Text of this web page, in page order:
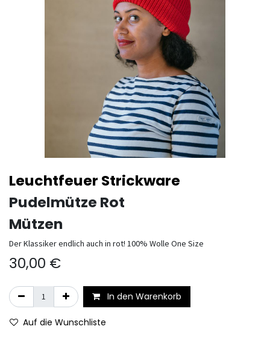
Leuchtfeuer Strickware
Pudelmütze Rot
Mützen
Der Klassiker endlich auch in rot! 100% Wolle One Size
30,00 €
In den Warenkorb
Auf die Wunschliste